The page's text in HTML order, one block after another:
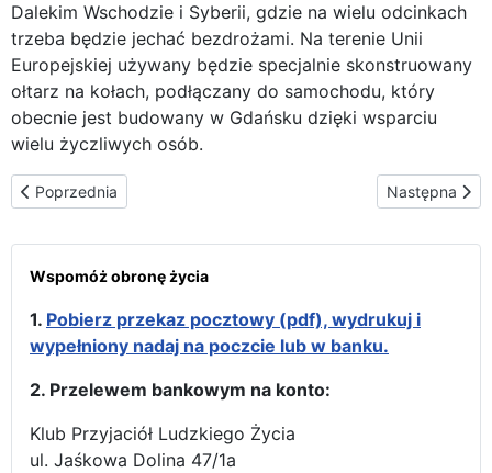
Dalekim Wschodzie i Syberii, gdzie na wielu odcinkach
trzeba będzie jechać bezdrożami. Na terenie Unii
Europejskiej używany będzie specjalnie skonstruowany
ołtarz na kołach, podłączany do samochodu, który
obecnie jest budowany w Gdańsku dzięki wsparciu
wielu życzliwych osób.
Poprzednia strona: Moskwa – przywitanie Matki Bożej w Ikonie
Poprzednia Następna
Następna
Wspomóż obronę życia
1. Pobierz przekaz pocztowy (pdf), wydrukuj i
wypełniony nadaj na poczcie lub w banku.
2. Przelewem bankowym na konto:
Klub Przyjaciół Ludzkiego Życia
ul. Jaśkowa Dolina 47/1a